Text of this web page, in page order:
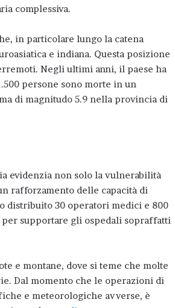
complessiva.
in particolare lungo la catena
e indiana. Questa posizione
Negli ultimi anni, il paese ha
persone sono morte in un
di magnitudo 5.9 nella provincia di
evidenzia non solo la vulnerabilità
rafforzamento delle capacità di
distribuito 30 operatori medici e 800
supportare gli ospedali sopraffatti
e montane, dove si teme che molte
Dal momento che le operazioni di
e meteorologiche avverse, è